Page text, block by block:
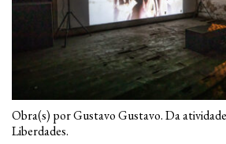
Obra(s) por Gustavo Gustavo. Da
Liberdades.